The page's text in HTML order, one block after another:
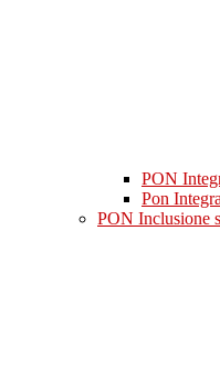
PON
Pon
PON Inclusione